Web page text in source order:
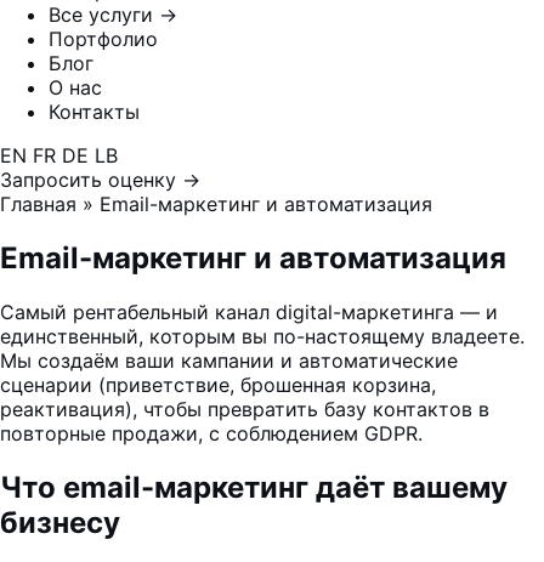
Все услуги →
Портфолио
Блог
О нас
Контакты
EN FR DE LB
Запросить оценку →
Главная » Email-маркетинг и автоматизация
Email-маркетинг и автоматизация
Самый рентабельный канал digital-маркетинга — и
единственный, которым вы по-настоящему владеете.
Мы создаём ваши кампании и автоматические
сценарии (приветствие, брошенная корзина,
реактивация), чтобы превратить базу контактов в
повторные продажи, с соблюдением GDPR.
Что email-маркетинг даёт вашему
бизнесу